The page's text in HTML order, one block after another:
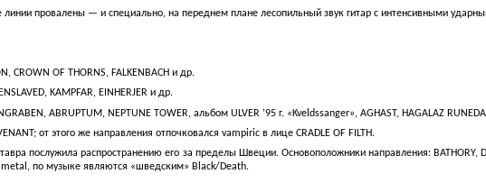
линии провалены — и специально, на переднем плане лесопильный звук гитар с интенсивными
CROWN OF THORNS, FALKENBACH и др.
KAMPFAR, EINHERJER и др.
ABRUPTUM, NEPTUNE TOWER, альбом ULVER ’95 г. «Kveldssanger», AGHAST, HAGALAZ
от этого же направления отпочковался vampiriс в лице CRADLE OF FILTH.
послужила распространению его за пределы Швеции. Основоположники направления: BATHORY,
metal, по музыке являются «шведским» Black/Death.